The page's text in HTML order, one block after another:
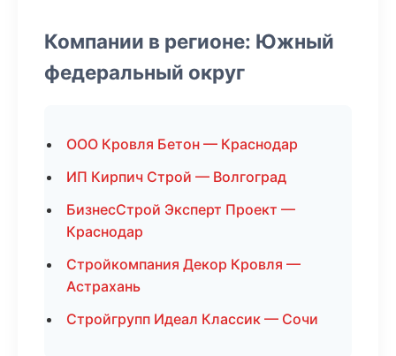
Компании в регионе: Южный
федеральный округ
ООО Кровля Бетон — Краснодар
ИП Кирпич Строй — Волгоград
БизнесСтрой Эксперт Проект —
Краснодар
Стройкомпания Декор Кровля —
Астрахань
Стройгрупп Идеал Классик — Сочи